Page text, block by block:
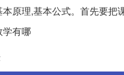
原理,基本公式。首先要
学有哪